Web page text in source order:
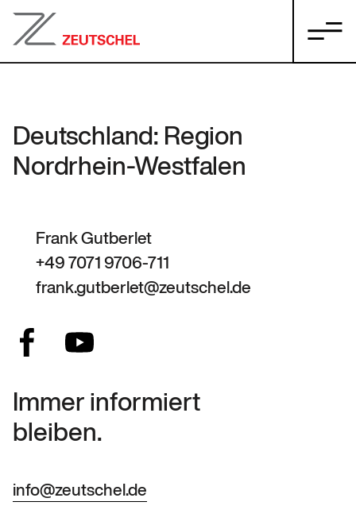
Deutschland: Region
Nordrhein-Westfalen
Frank Gutberlet
+49 7071 9706-711
frank.gutberlet@zeutschel.de
Immer informiert
bleiben.
info@zeutschel.de